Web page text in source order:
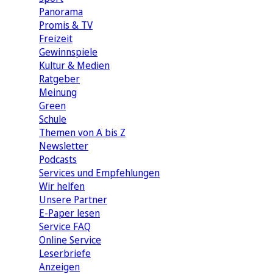
Panorama
Promis & TV
Freizeit
Gewinnspiele
Kultur & Medien
Ratgeber
Meinung
Green
Schule
Themen von A bis Z
Newsletter
Podcasts
Services und Empfehlungen
Wir helfen
Unsere Partner
E-Paper lesen
Service FAQ
Online Service
Leserbriefe
Anzeigen